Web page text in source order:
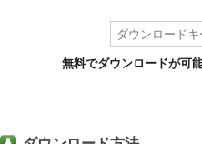
無料でダウンロードが可能